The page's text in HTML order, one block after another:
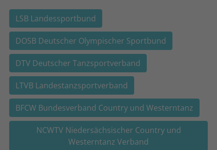
LSB Landessportbund
DOSB Deutscher Olympischer Sportbund
DTV Deutscher Tanzsportverband
LTVB Landestanzsportverband
BFCW Bundesverband Country und Westerntanz
NCWTV Niedersächsischer Country und
Westerntanz Verband